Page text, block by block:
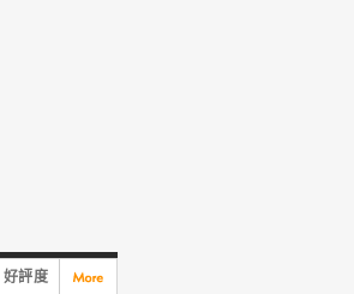
好評度